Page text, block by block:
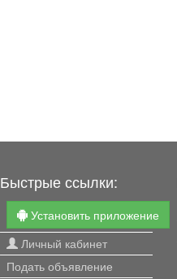
Быстрые ссылки:
Установить приложение
Личный кабинет
Подать объявление